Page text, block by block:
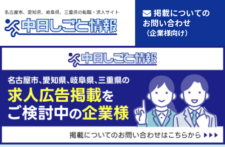
掲載についての
お問い合わせ
（企業様向け）